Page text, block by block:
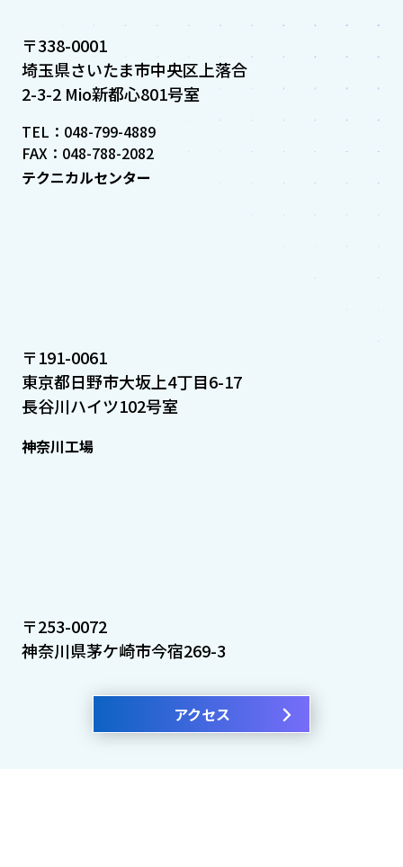
〒338-0001
埼玉県さいたま市中央区上落合
2-3-2 Mio新都心801号室
TEL：048-799-4889
FAX：048-788-2082
テクニカルセンター
〒191-0061
東京都日野市大坂上4丁目6-17
長谷川ハイツ102号室
神奈川工場
〒253-0072
神奈川県茅ケ崎市今宿269-3
アクセス